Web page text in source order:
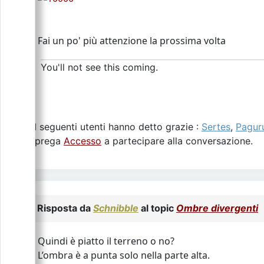
Fai un po' più attenzione la prossima volta
You'll not see this coming.
I seguenti utenti hanno detto grazie : Sertes,
Si prega Accesso a partecipare alla conversazione.
Risposta da Schnibble al topic Ombre divergenti
Quindi è piatto il terreno o no?
L’ombra è a punta solo nella parte alta.